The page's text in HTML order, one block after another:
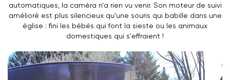
automatiques, la caméra n'a rien vu venir. Son moteur de suivi
amélioré est plus silencieux qu'une souris qui babille dans une
église : fini les bébés qui font la sieste ou les animaux
domestiques qui s'effraient !